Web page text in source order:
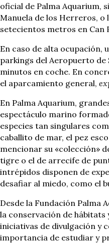
oficial de Palma Aquarium,
Manuela de los Herreros, o
setecientos metros en Can
En caso de alta ocupación,
parkings del Aeropuerto de
minutos en coche. En
el aparcamiento general,
En Palma Aquarium,
espectáculo marino
especies tan singulares
caballito de mar, el pez
mencionar su «colección»
tigre o el de arrecife de
intrépidos disponen de
desafiar al miedo, como el
Desde la Fundación Palma
la conservación de hábitats
iniciativas de divulgación y
importancia de estudiar y